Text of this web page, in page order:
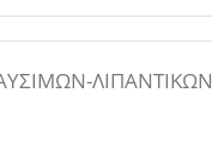
ΛΙΠΑΝΤΙΚΩΝ